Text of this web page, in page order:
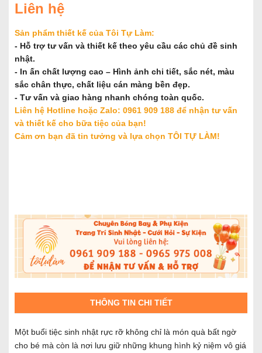
Liên hệ
Sản phẩm thiết kế của Tôi Tự Làm:
- Hỗ trợ tư vấn và thiết kế theo yêu cầu các chủ đề sinh
nhật.
- In ấn chất lượng cao – Hình ảnh chi tiết, sắc nét, màu
sắc chân thực, chất liệu cán màng bền đẹp.
- Tư vấn và giao hàng nhanh chóng toàn quốc.
Liên hệ Hotline hoặc Zalo: 0961 909 188 để nhận tư vấn
và thiết kế cho bữa tiệc của bạn!
Cảm ơn bạn đã tin tưởng và lựa chọn TÔI TỰ LÀM!
THÔNG TIN CHI TIẾT
Một buổi tiệc sinh nhật rực rỡ không chỉ là món quà bất ngờ
cho bé mà còn là nơi lưu giữ những khung hình kỷ niệm vô giá